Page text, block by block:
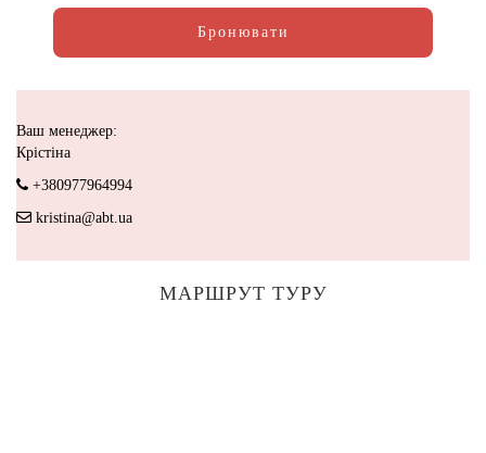
Бронювати
Ваш менеджер:
Крістіна
+380977964994
kristina@abt.ua
МАРШРУТ ТУРУ